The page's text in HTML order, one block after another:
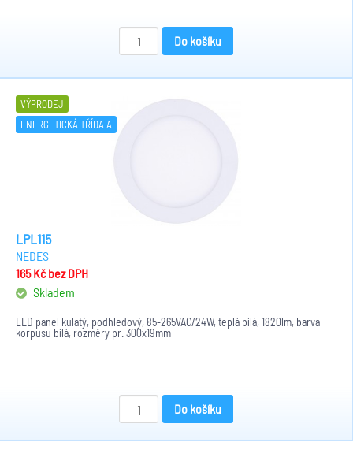
Do košíku
VÝPRODEJ
ENERGETICKÁ TŘÍDA A
LPL115
NEDES
165 Kčbez DPH
Skladem
LED panel kulatý, podhledový, 85-265VAC/24W, teplá bílá, 1820lm, barva
korpusu bílá, rozměry pr. 300x19mm
Do košíku